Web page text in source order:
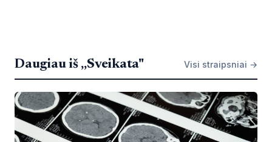
Daugiau iš „Sveikata" Visi straipsniai →